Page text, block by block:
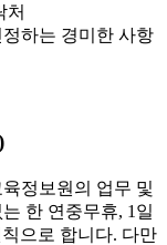
처
하는 경미한 사항
정보원의 업무 및
한 연중무휴, 1일
칙으로 합니다. 다만